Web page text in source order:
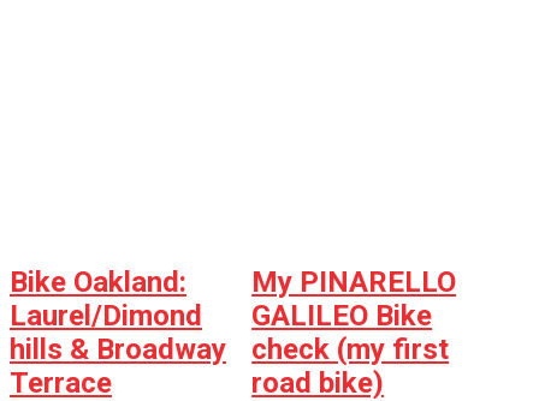
Bike Oakland:
Laurel/Dimond
hills & Broadway
Terrace
My PINARELLO
GALILEO Bike
check (my first
road bike)